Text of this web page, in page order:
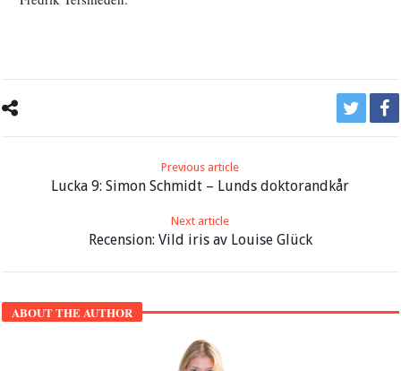
Previous article
Lucka 9: Simon Schmidt – Lunds doktorandkår
Next article
Recension: Vild iris av Louise Glück
ABOUT THE AUTHOR